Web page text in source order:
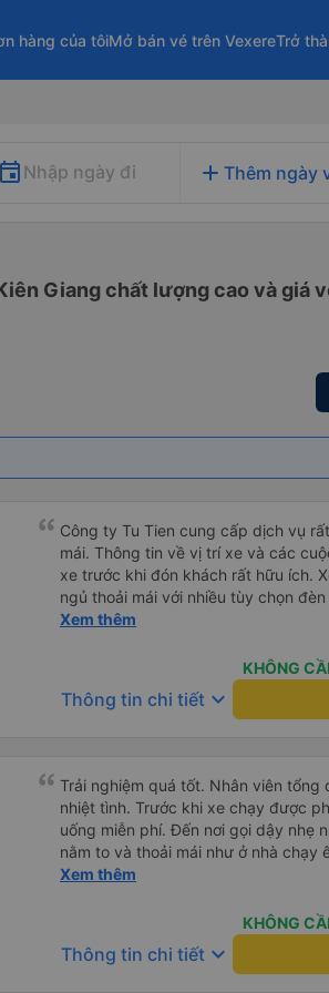
hàng của tôiMở bán vé trên VexereTrở
Nhập ngày đi add Thêm ngày
Giang chất lượng cao và giá
Công ty Tu Tien cung cấp dịch vụ
mái. Thông tin về vị trí xe và các
xe trước khi đón khách rất hữu ích.
ngủ thoải mái với nhiều tùy chọn
USB được đặt ở vị trí thuận tiện.
Xem thêm
KHÔNG
Thông tin chi tiết keyboard_arrow_down
Trải nghiệm quá tốt. Nhân viên tổng
nhiệt tình. Trước khi xe chạy được
uống miễn phí. Đến nơi gọi dậy nhẹ
nằm to và thoải mái như ở nhà chạy
không hay luôn. I had very good experience with this bus
the bus, we were offered light
bus has arrived, the staff woke us
up up their lovers. If you are
Xem thêm
KHÔNG
Thông tin chi tiết keyboard_arrow_down